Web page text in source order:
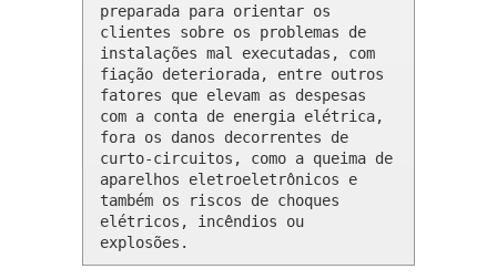
preparada para orientar os
clientes sobre os problemas de
instalações mal executadas, com
fiação deteriorada, entre outros
fatores que elevam as despesas
com a conta de energia elétrica,
fora os danos decorrentes de
curto-circuitos, como a queima de
aparelhos eletroeletrônicos e
também os riscos de choques
elétricos, incêndios ou
explosões.